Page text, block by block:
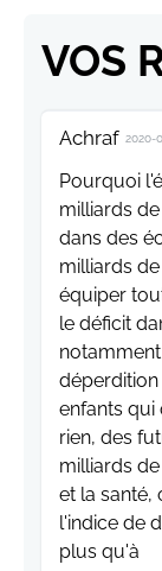
VOS
Achraf 2020-
Pourquoi
milliards
dans des
milliards
équiper
le déficit
déperdition
enfants qui
rien, des
milliards
et la santé,
l'indice de
plus qu'à